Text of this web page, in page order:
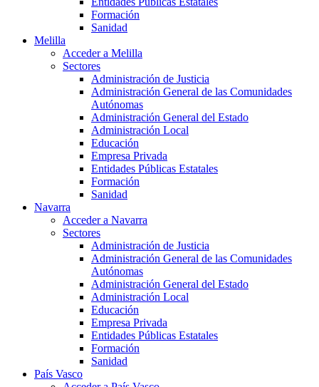
Formación
Sanidad
Melilla
Acceder a Melilla
Sectores
Administración de Justicia
Administración General de las Comunidades
Autónomas
Administración General del Estado
Administración Local
Educación
Empresa Privada
Entidades Públicas Estatales
Formación
Sanidad
Navarra
Acceder a Navarra
Sectores
Administración de Justicia
Administración General de las Comunidades
Autónomas
Administración General del Estado
Administración Local
Educación
Empresa Privada
Entidades Públicas Estatales
Formación
Sanidad
País Vasco